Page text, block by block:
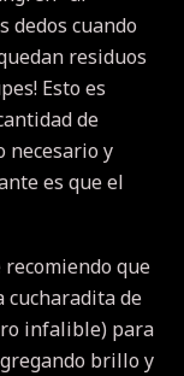
dedos cuando
residuos
Esto es
de
necesario y
es que el
que
cucharadita de
infalible) para
brillo y